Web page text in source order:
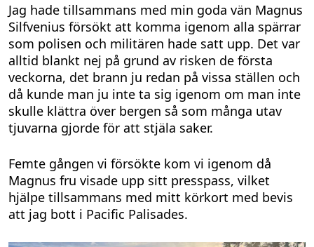
Jag hade tillsammans med min goda vän Magnus
Silfvenius försökt att komma igenom alla spärrar
som polisen och militären hade satt upp. Det var
alltid blankt nej på grund av risken de första
veckorna, det brann ju redan på vissa ställen och
då kunde man ju inte ta sig igenom om man inte
skulle klättra över bergen så som många utav
tjuvarna gjorde för att stjäla saker.
Femte gången vi försökte kom vi igenom då
Magnus fru visade upp sitt presspass, vilket
hjälpe tillsammans med mitt körkort med bevis
att jag bott i Pacific Palisades.